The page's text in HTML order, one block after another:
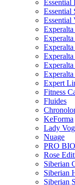
Essential
Essential
Essential
Expert
Fitness
Fluides
KeForma
Lady
Nuage
PRO
Rose
Siberian
Siberian
Siberian